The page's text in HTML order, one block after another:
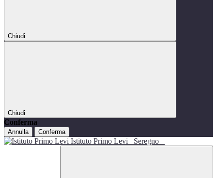
Chiudi
Chiudi
Conferma
Annulla Conferma
Istituto Primo Levi Seregno